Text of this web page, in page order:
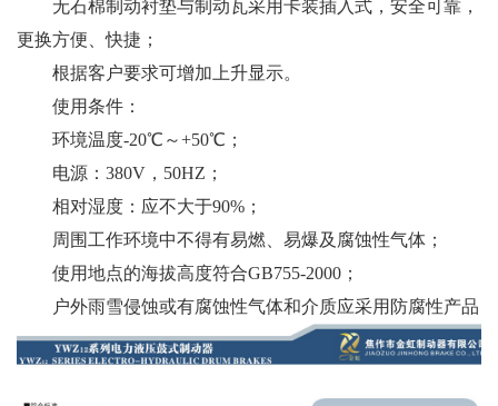
无石棉制动衬垫与制动瓦采用卡装插入式，安全可靠，
更换方便、快捷；
根据客户要求可增加上升显示。
使用条件：
环境温度-20℃～+50℃；
电源：380V，50HZ；
相对湿度：应不大于90%；
周围工作环境中不得有易燃、易爆及腐蚀性气体；
使用地点的海拔高度符合GB755-2000；
户外雨雪侵蚀或有腐蚀性气体和介质应采用防腐性产品